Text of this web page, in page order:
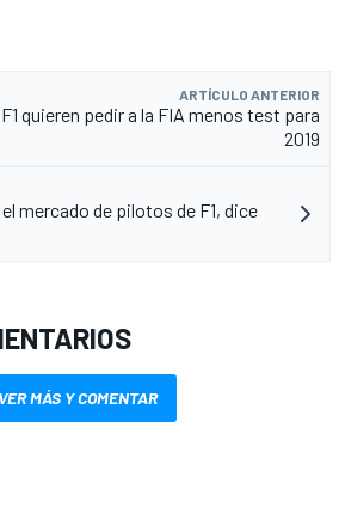
ARTÍCULO ANTERIOR
quieren pedir a la FIA menos test para
2019
mercado de pilotos de F1, dice
VER MÁS Y COMENTAR